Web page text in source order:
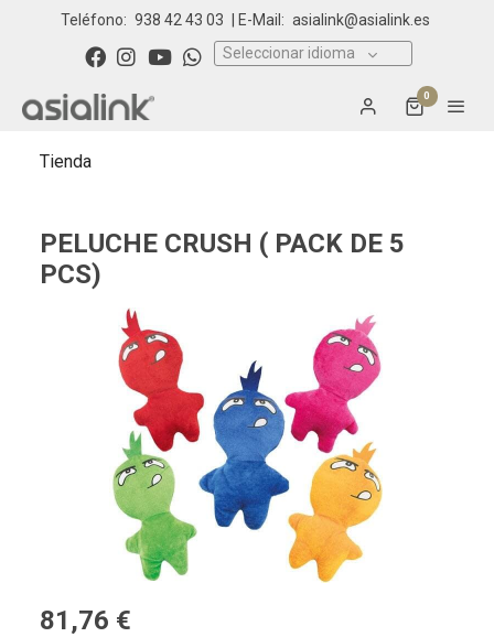
Teléfono: 938 42 43 03 | E-Mail: asialink@asialink.es
Seleccionar idioma
0
Tienda
PELUCHE CRUSH ( PACK DE 5
PCS)
81,76 €